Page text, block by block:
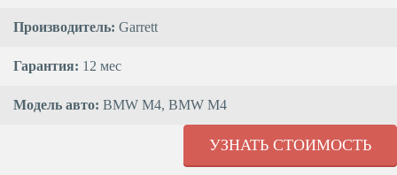
Производитель: Garrett
Гарантия: 12 мес
Модель авто: BMW M4, BMW M4
УЗНАТЬ СТОИМОСТЬ